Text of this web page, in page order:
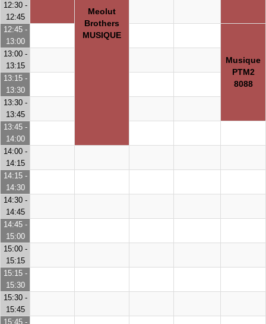
Meolut
Brothers
MUSIQUE
12:30 -
12:45
12:45 -
13:00
Musique
PTM2
8088
13:00 -
13:15
13:15 -
13:30
13:30 -
13:45
13:45 -
14:00
14:00 -
14:15
14:15 -
14:30
14:30 -
14:45
14:45 -
15:00
15:00 -
15:15
15:15 -
15:30
15:30 -
15:45
15:45 -